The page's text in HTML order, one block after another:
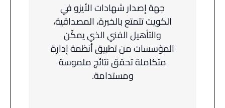
جهة إصدار شهادات الأيزو في
الكويتتتمتع بالخبرة، المصداقية،
والتأهيل الفني الذي يمكّن
المؤسسات من تطبيق أنظمة إدارة
متكاملة تحقق نتائج ملموسة
ومستدامة.